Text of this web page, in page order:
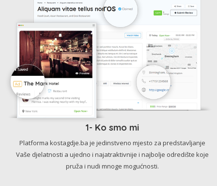
1- Ko smo mi
Platforma kostagdje.ba je jedinstveno mjesto za predstavljanje
Vaše djelatnosti a ujedno i najatraktivnije i najbolje odredište koje
pruža i nudi mnoge mogućnosti.